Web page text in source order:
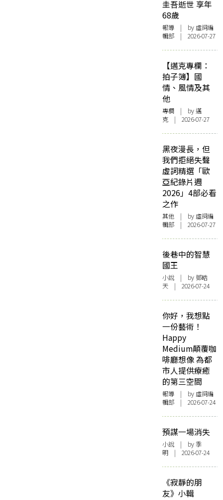
圭吾逝世 享年
68歲
報導 | by 虛詞編
輯部 | 2026-07-27
【邁克專欄：
拍子簿】國
情、風情及其
他
專欄 | by邁
克 | 2026-07-27
黑夜漫長，但
我們拒絕失聲
虛詞精選「歐
亞紀錄片週
2026」4部必看
之作
其他 | by 虛詞編
輯部 | 2026-07-27
後巷中的智慧
國王
小說 | by 鄧皓
天 | 2026-07-24
你好，我想點
一份藝術！
Happy
Medium顛覆咖
啡廳想像 為都
市人提供療癒
的第三空間
報導 | by 虛詞編
輯部 | 2026-07-24
預謀一場消失
小說 | by 季
明 | 2026-07-24
《寂靜的朋
友》小輯